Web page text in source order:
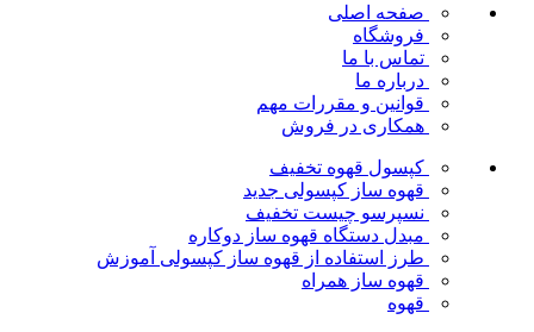
صفحه اصلی
فروشگاه
تماس با ما
درباره ما
قوانین و مقررات مهم
همکاری در فروش
کپسول قهوه تخفیف
قهوه ساز کپسولی جدید
نسپرسو چیست تخفیف
مبدل دستگاه قهوه ساز دوکاره
طرز استفاده از قهوه ساز کپسولی آموزش
قهوه ساز همراه
قهوه